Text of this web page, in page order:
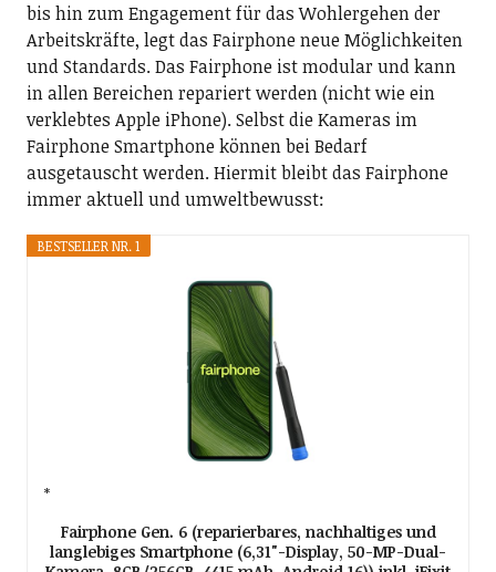
bis hin zum Engagement für das Wohlergehen der
Arbeitskräfte, legt das Fairphone neue Möglichkeiten
und Standards. Das Fairphone ist modular und kann
in allen Bereichen repariert werden (nicht wie ein
verklebtes Apple iPhone). Selbst die Kameras im
Fairphone Smartphone können bei Bedarf
ausgetauscht werden. Hiermit bleibt das Fairphone
immer aktuell und umweltbewusst:
BESTSELLER NR. 1
Fairphone Gen. 6 (reparierbares, nachhaltiges und
langlebiges Smartphone (6,31"-Display, 50-MP-Dual-